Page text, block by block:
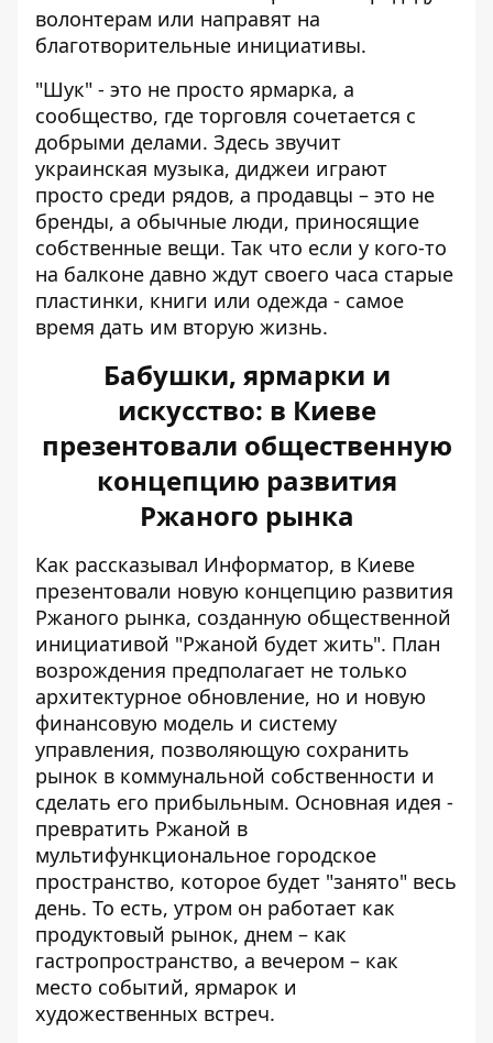
волонтерам или направят на
благотворительные инициативы.
"Шук" - это не просто ярмарка, а
сообщество, где торговля сочетается с
добрыми делами. Здесь звучит
украинская музыка, диджеи играют
просто среди рядов, а продавцы – это не
бренды, а обычные люди, приносящие
собственные вещи. Так что если у кого-то
на балконе давно ждут своего часа старые
пластинки, книги или одежда - самое
время дать им вторую жизнь.
Бабушки, ярмарки и
искусство: в Киеве
презентовали общественную
концепцию развития
Ржаного рынка
Как рассказывал Информатор, в Киеве
презентовали новую концепцию развития
Ржаного рынка, созданную общественной
инициативой "Ржаной будет жить". План
возрождения предполагает не только
архитектурное обновление, но и новую
финансовую модель и систему
управления, позволяющую сохранить
рынок в коммунальной собственности и
сделать его прибыльным. Основная идея -
превратить Ржаной в
мультифункциональное городское
пространство, которое будет "занято" весь
день. То есть, утром он работает как
продуктовый рынок, днем ​​– как
гастропространство, а вечером – как
место событий, ярмарок и
художественных встреч.